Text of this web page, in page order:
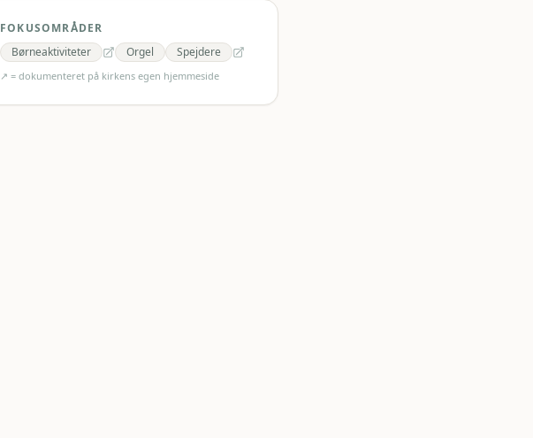
FOKUSOMRÅDER
Børneaktiviteter
Orgel Spejdere
↗ = dokumenteret på kirkens egen hjemmeside